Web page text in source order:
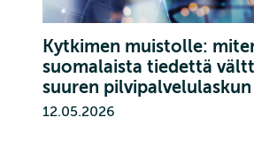
Kytkimen muistolle:
suomalaista tiedettä
suuren pilvipalvelulaskun
12.05.2026